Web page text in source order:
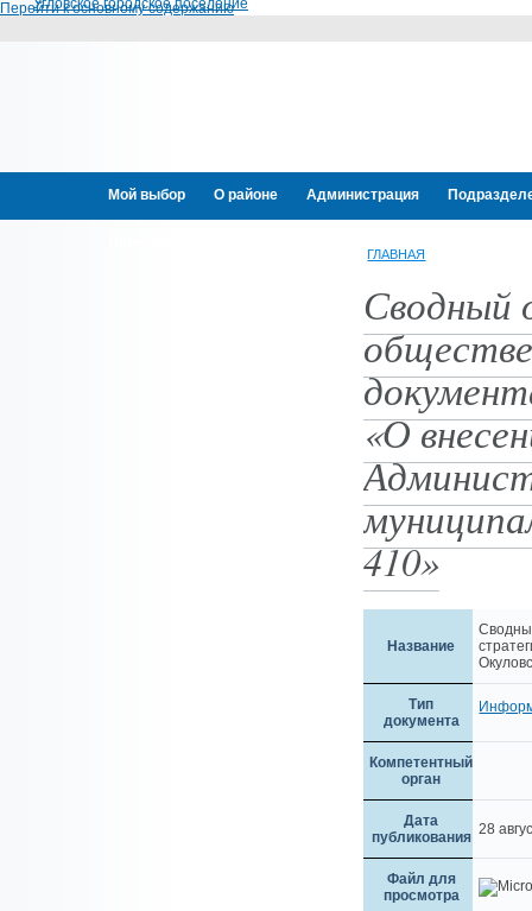
Перейти к основному содержанию
Угловское городское поселение
Мой выбор О районе Администрация
ГЛАВНАЯ
Сводный
«О
410»
Название
Тип
документа
Компетентный
орган
Дата
публикования 28
Файл для
просмотра